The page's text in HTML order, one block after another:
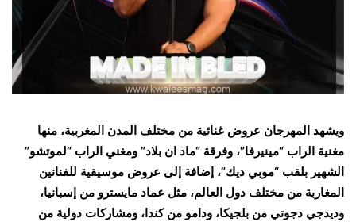
ويشهد المهرجان عروض غنائية من مختلف المدن المغربية، منها
مغنية الراب “مينيرفا”، وفرقة “ماد ان بلاد” ومغني الراب “لموتشو”
الشهير بلقب “موبي ديك”، إضافة إلى عروض موسيقية للفنانين
المغاربة من مختلف دول العالم، مثل عماد مايسترو من إسبانيا،
وديدجي دجوتي من بلجيكا، ودامو من كندا، ومشاركات دولية من